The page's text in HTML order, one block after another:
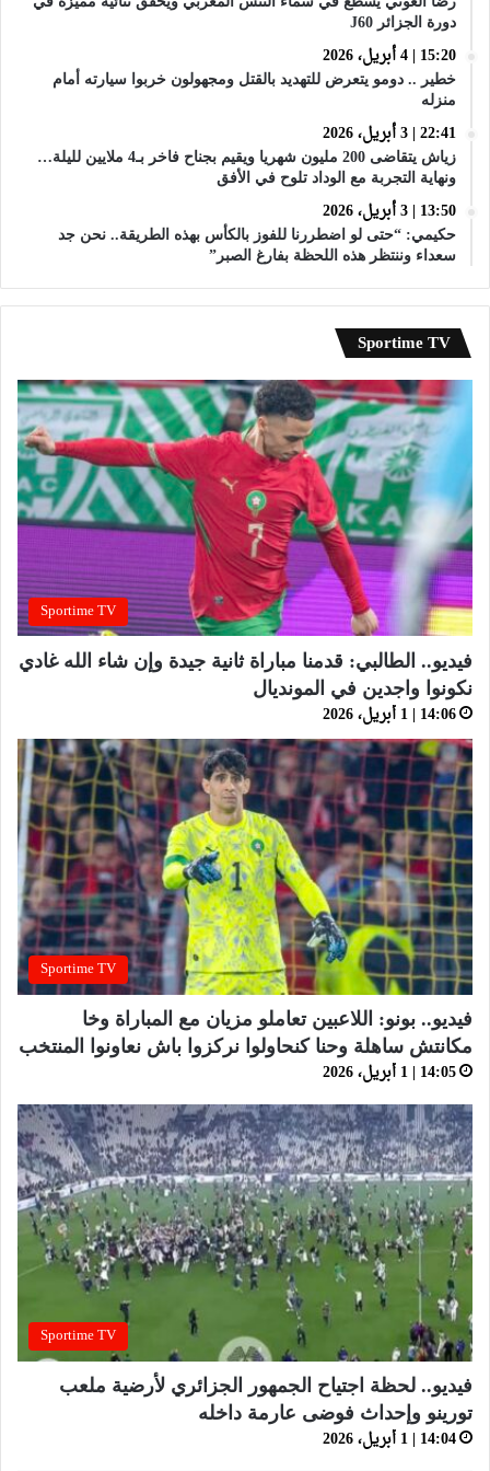
دورة الجزائر J60
15:20 | 4 أبريل، 2026
خطير .. دومو يتعرض للتهديد بالقتل ومجهولون خربوا سيارته أمام
منزله
22:41 | 3 أبريل، 2026
زياش يتقاضى 200 مليون شهريا ويقيم بجناح فاخر بـ4 ملايين لليلة…
ونهاية التجربة مع الوداد تلوح في الأفق
13:50 | 3 أبريل، 2026
حكيمي: “حتى لو اضطررنا للفوز بالكأس بهذه الطريقة.. نحن جد
سعداء وننتظر هذه اللحظة بفارغ الصبر”
Sportime TV
Sportime TV
فيديو.. الطالبي: قدمنا مباراة ثانية جيدة وإن شاء الله غادي
نكونوا واجدين في المونديال
14:06 | 1 أبريل، 2026
Sportime TV
فيديو.. بونو: اللاعبين تعاملو مزيان مع المباراة وخا
مكانتش ساهلة وحنا كنحاولوا نركزوا باش نعاونوا المنتخب
14:05 | 1 أبريل، 2026
Sportime TV
فيديو.. لحظة اجتياح الجمهور الجزائري لأرضية ملعب
تورينو وإحداث فوضى عارمة داخله
14:04 | 1 أبريل، 2026